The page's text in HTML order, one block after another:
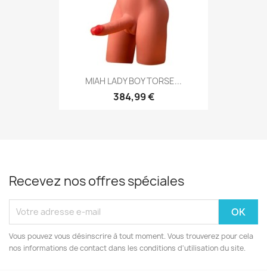
MIAH LADY BOY TORSE...
384,99 €
Recevez nos offres spéciales
Vous pouvez vous désinscrire à tout moment. Vous trouverez pour cela
nos informations de contact dans les conditions d'utilisation du site.